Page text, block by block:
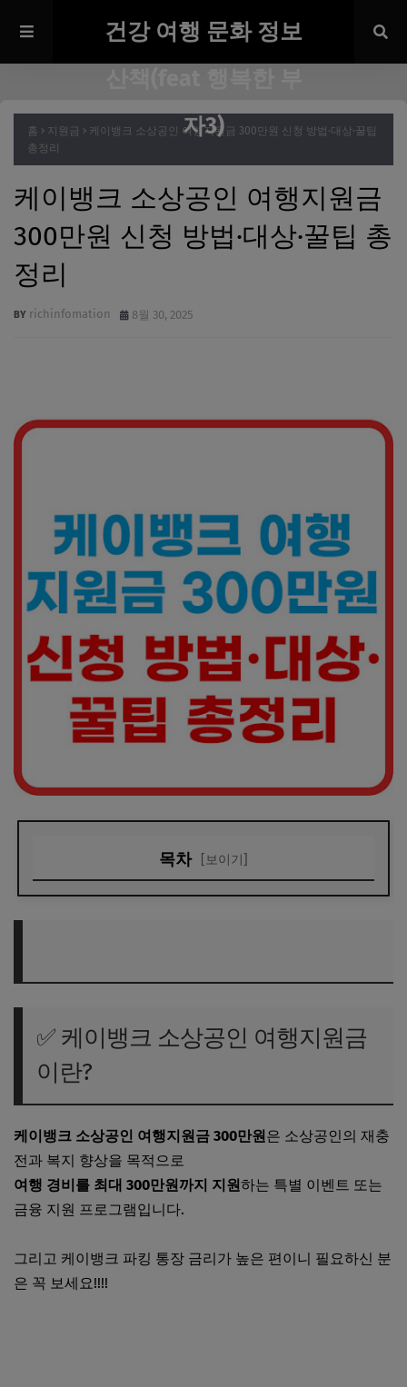
건강 여행 문화 정보
자3)
홈 지원금
케이뱅크 소상공인 여행지원금 300만원 신청 방법·대상·꿀팁
총정리
케이뱅크 소상공인 여행지원금
300만원 신청 방법·대상·꿀팁 총
정리
richinfomation 8월 30, 2025
목차 [보이기]
✅ 자주 묻는 질문 Q&A
✅ 케이뱅크 소상공인 여행지원금
이란?
케이뱅크 소상공인 여행지원금 300만원은 소상공인의 재충
전과 복지 향상을 목적으로
여행 경비를 최대 300만원까지 지원하는 특별 이벤트 또는
금융 지원 프로그램입니다.
그리고 케이뱅크 파킹 통장 금리가 높은 편이니 필요하신 분
은 꼭 보세요!!!!